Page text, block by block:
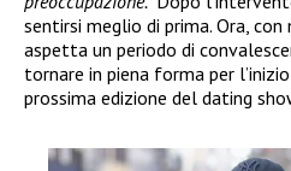
sentirsi meglio di prima. Ora,
aspetta un periodo di
tornare in piena forma per
prossima edizione del dating